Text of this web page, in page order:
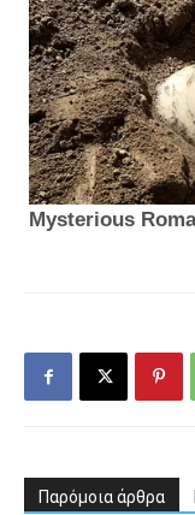
Παρόμοια άρθρα